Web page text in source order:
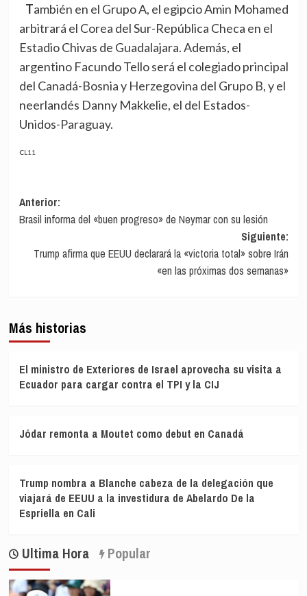
También en el Grupo A, el egipcio Amin Mohamed
arbitrará el Corea del Sur-República Checa en el
Estadio Chivas de Guadalajara. Además, el
argentino Facundo Tello será el colegiado principal
del Canadá-Bosnia y Herzegovina del Grupo B, y el
neerlandés Danny Makkelie, el del Estados-
Unidos-Paraguay.
CL11
Navegación
de
entradas
Anterior:
Brasil informa del «buen progreso» de Neymar con su lesión
Siguiente:
Trump afirma que EEUU declarará la «victoria total» sobre Irán
«en las próximas dos semanas»
Más historias
El ministro de Exteriores de Israel aprovecha su visita a
Ecuador para cargar contra el TPI y la CIJ
Jódar remonta a Moutet como debut en Canadá
Trump nombra a Blanche cabeza de la delegación que
viajará de EEUU a la investidura de Abelardo De la
Espriella en Cali
Ultima Hora Popular